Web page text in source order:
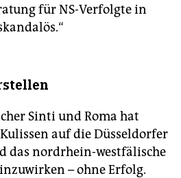
für NS-Verfolgte in
Sinti und Roma hat
auf die Düsseldorfer
das nordrhein-westfälische
– ohne Erfolg.